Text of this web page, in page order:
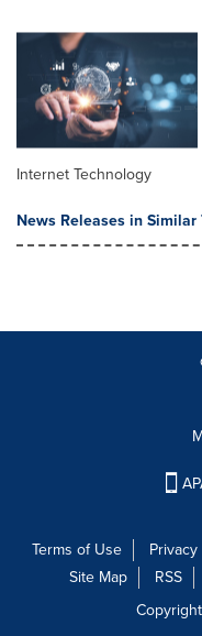
Internet Technology
News Releases in Similar
Terms of Use
Site Map
RSS